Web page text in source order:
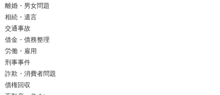
離婚・男女問題
相続・遺言
交通事故
借金・債務整理
労働・雇用
刑事事件
詐欺・消費者問題
債権回収